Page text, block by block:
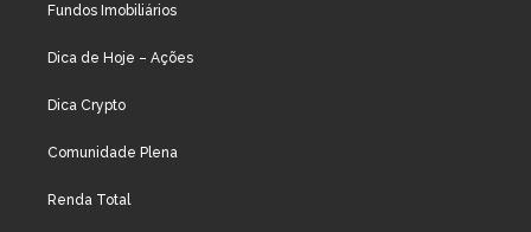
Fundos Imobiliários
Dica de Hoje – Ações
Dica Crypto
Comunidade Plena
Renda Total